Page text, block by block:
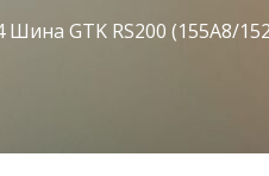
Шина GTK RS200 (155A8/